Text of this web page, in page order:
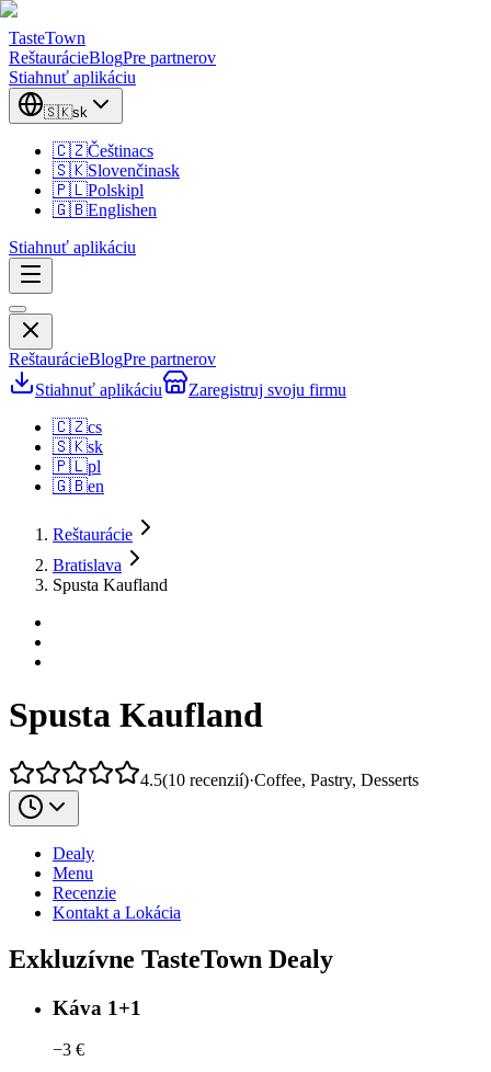
TasteTown
ReštaurácieBlogPre partnerov
Stiahnuť aplikáciu
🇸🇰sk
🇨🇿Češtinacs
🇸🇰Slovenčinask
🇵🇱Polskipl
🇬🇧Englishen
Stiahnuť aplikáciu
ReštaurácieBlogPre partnerov
Stiahnuť aplikáciu
Zaregistruj svoju firmu
🇨🇿cs
🇸🇰sk
🇵🇱pl
🇬🇧en
Reštaurácie
Bratislava
Spusta Kaufland
Spusta Kaufland
4.5(10 recenzií)·Coffee, Pastry, Desserts
Dealy
Menu
Recenzie
Kontakt a Lokácia
Exkluzívne TasteTown Dealy
Káva 1+1
−3 €